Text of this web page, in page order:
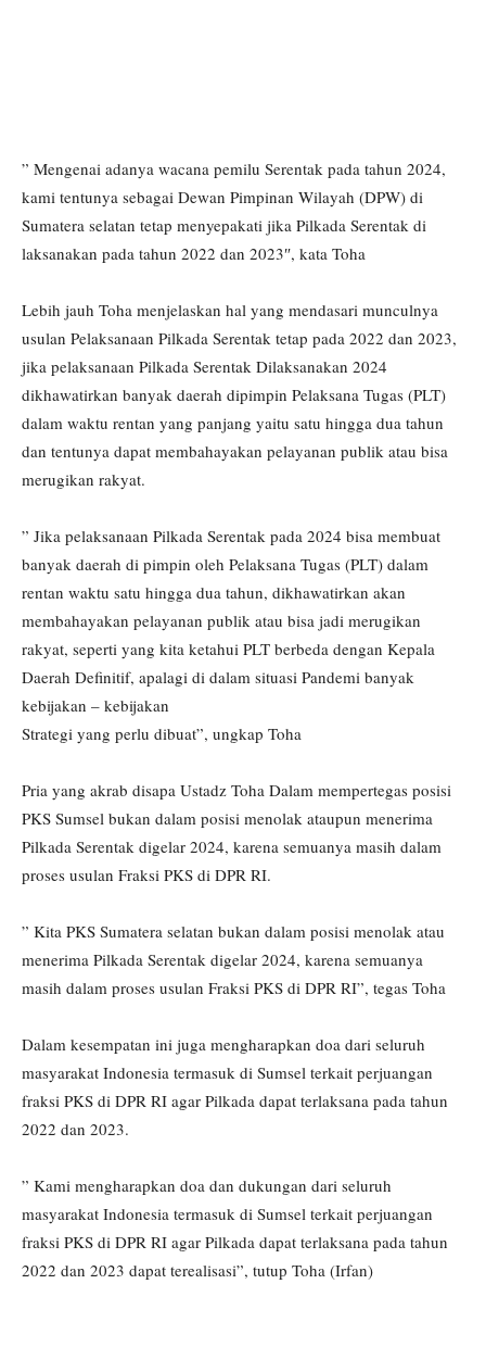
” Mengenai adanya wacana pemilu Serentak pada tahun 2024,
kami tentunya sebagai Dewan Pimpinan Wilayah (DPW) di
Sumatera selatan tetap menyepakati jika Pilkada Serentak di
laksanakan pada tahun 2022 dan 2023″, kata Toha
Lebih jauh Toha menjelaskan hal yang mendasari munculnya
usulan Pelaksanaan Pilkada Serentak tetap pada 2022 dan 2023,
jika pelaksanaan Pilkada Serentak Dilaksanakan 2024
dikhawatirkan banyak daerah dipimpin Pelaksana Tugas (PLT)
dalam waktu rentan yang panjang yaitu satu hingga dua tahun
dan tentunya dapat membahayakan pelayanan publik atau bisa
merugikan rakyat.
” Jika pelaksanaan Pilkada Serentak pada 2024 bisa membuat
banyak daerah di pimpin oleh Pelaksana Tugas (PLT) dalam
rentan waktu satu hingga dua tahun, dikhawatirkan akan
membahayakan pelayanan publik atau bisa jadi merugikan
rakyat, seperti yang kita ketahui PLT berbeda dengan Kepala
Daerah Definitif, apalagi di dalam situasi Pandemi banyak
kebijakan – kebijakan
Strategi yang perlu dibuat”, ungkap Toha
Pria yang akrab disapa Ustadz Toha Dalam mempertegas posisi
PKS Sumsel bukan dalam posisi menolak ataupun menerima
Pilkada Serentak digelar 2024, karena semuanya masih dalam
proses usulan Fraksi PKS di DPR RI.
” Kita PKS Sumatera selatan bukan dalam posisi menolak atau
menerima Pilkada Serentak digelar 2024, karena semuanya
masih dalam proses usulan Fraksi PKS di DPR RI”, tegas Toha
Dalam kesempatan ini juga mengharapkan doa dari seluruh
masyarakat Indonesia termasuk di Sumsel terkait perjuangan
fraksi PKS di DPR RI agar Pilkada dapat terlaksana pada tahun
2022 dan 2023.
” Kami mengharapkan doa dan dukungan dari seluruh
masyarakat Indonesia termasuk di Sumsel terkait perjuangan
fraksi PKS di DPR RI agar Pilkada dapat terlaksana pada tahun
2022 dan 2023 dapat terealisasi”, tutup Toha (Irfan)